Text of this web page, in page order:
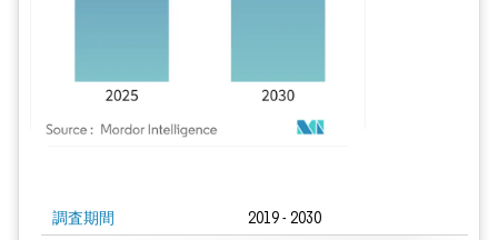
調査期間 2019 - 2030